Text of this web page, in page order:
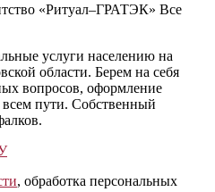
«Ритуал–ГРАТЭК» Все
услуги населению на
области. Берем на себя
вопросов, оформление
пути. Собственный
, обработка персональных